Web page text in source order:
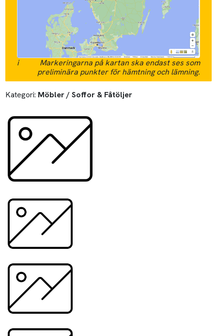
i
Markeringarna på kartan ska endast ses som
preliminära punkter för hämtning och lämning.
Kategori: Möbler / Soffor & Fåtöljer